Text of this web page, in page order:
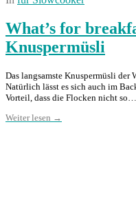
What’s for
Knuspermüsli
Das langsamste Knuspermüsli der
Natürlich lässt es sich auch im
Vorteil, dass die Flocken nicht so…
Weiter lesen →